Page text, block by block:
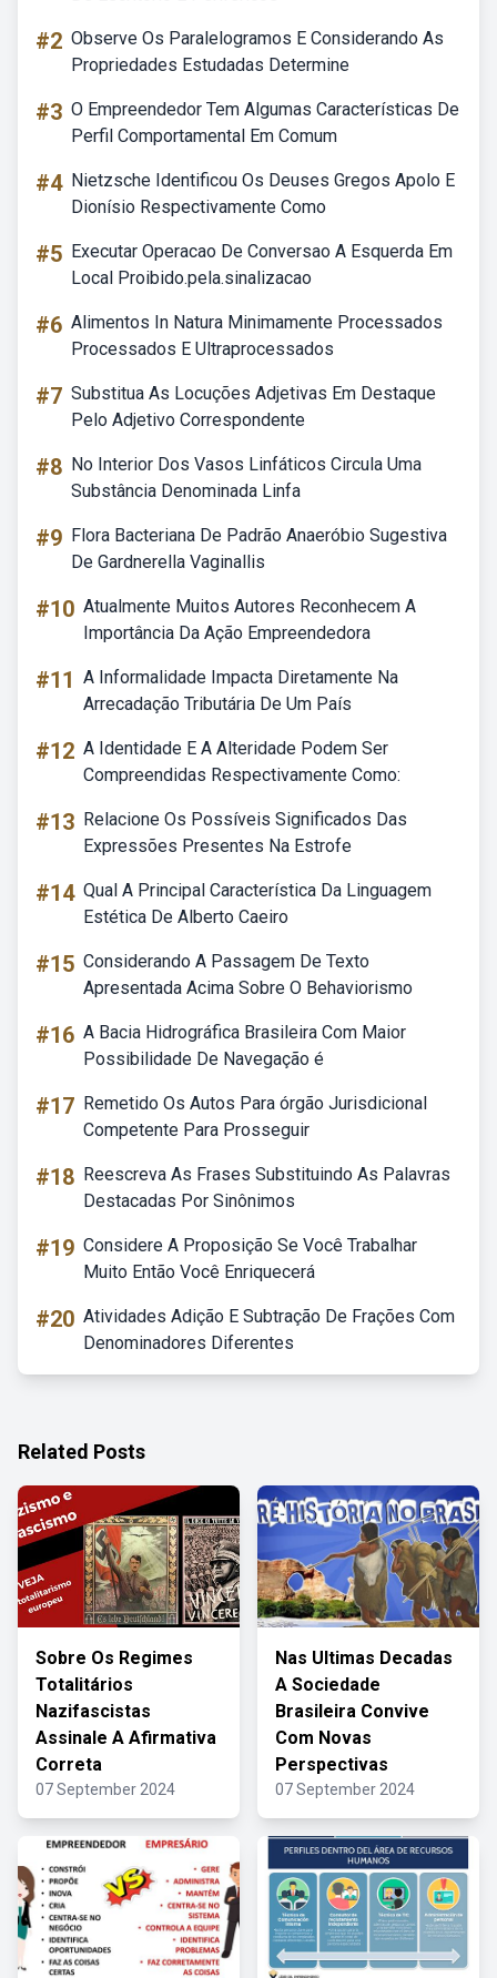
#2 Observe Os Paralelogramos E Considerando As
Propriedades Estudadas Determine
#3 O Empreendedor Tem Algumas Características De
Perfil Comportamental Em Comum
#4 Nietzsche Identificou Os Deuses Gregos Apolo E
Dionísio Respectivamente Como
#5 Executar Operacao De Conversao A Esquerda Em
Local Proibido.pela.sinalizacao
#6 Alimentos In Natura Minimamente Processados
Processados E Ultraprocessados
#7 Substitua As Locuções Adjetivas Em Destaque
Pelo Adjetivo Correspondente
#8 No Interior Dos Vasos Linfáticos Circula Uma
Substância Denominada Linfa
#9 Flora Bacteriana De Padrão Anaeróbio Sugestiva
De Gardnerella Vaginallis
#10 Atualmente Muitos Autores Reconhecem A
Importância Da Ação Empreendedora
#11 A Informalidade Impacta Diretamente Na
Arrecadação Tributária De Um País
#12 A Identidade E A Alteridade Podem Ser
Compreendidas Respectivamente Como:
#13 Relacione Os Possíveis Significados Das
Expressões Presentes Na Estrofe
#14 Qual A Principal Característica Da Linguagem
Estética De Alberto Caeiro
#15 Considerando A Passagem De Texto
Apresentada Acima Sobre O Behaviorismo
#16 A Bacia Hidrográfica Brasileira Com Maior
Possibilidade De Navegação é
#17 Remetido Os Autos Para órgão Jurisdicional
Competente Para Prosseguir
#18 Reescreva As Frases Substituindo As Palavras
Destacadas Por Sinônimos
#19 Considere A Proposição Se Você Trabalhar
Muito Então Você Enriquecerá
#20 Atividades Adição E Subtração De Frações Com
Denominadores Diferentes
Related Posts
Sobre Os Regimes
Totalitários
Nazifascistas
Assinale A Afirmativa
Correta
07 September 2024
Nas Ultimas Decadas
A Sociedade
Brasileira Convive
Com Novas
Perspectivas
07 September 2024